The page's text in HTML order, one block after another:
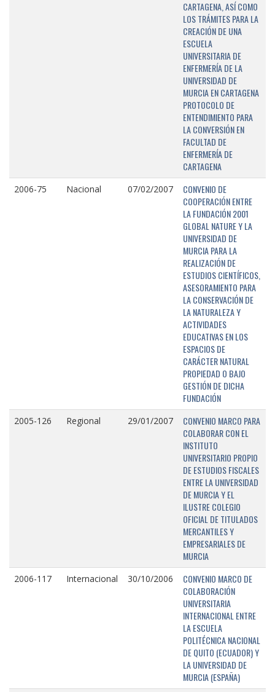
CARTAGENA, ASÍ COMO
LOS TRÁMITES PARA LA
CREACIÓN DE UNA
ESCUELA
UNIVERSITARIA DE
ENFERMERÍA DE LA
UNIVERSIDAD DE
MURCIA EN CARTAGENA
PROTOCOLO DE
ENTENDIMIENTO PARA
LA CONVERSIÓN EN
FACULTAD DE
ENFERMERÍA DE
CARTAGENA
2006-75 Nacional 07/02/2007
CONVENIO DE
COOPERACIÓN ENTRE
LA FUNDACIÓN 2001
GLOBAL NATURE Y LA
UNIVERSIDAD DE
MURCIA PARA LA
REALIZACIÓN DE
ESTUDIOS CIENTÍFICOS,
ASESORAMIENTO PARA
LA CONSERVACIÓN DE
LA NATURALEZA Y
ACTIVIDADES
EDUCATIVAS EN LOS
ESPACIOS DE
CARÁCTER NATURAL
PROPIEDAD O BAJO
GESTIÓN DE DICHA
FUNDACIÓN
2005-126 Regional 29/01/2007
CONVENIO MARCO PARA
COLABORAR CON EL
INSTITUTO
UNIVERSITARIO PROPIO
DE ESTUDIOS FISCALES
ENTRE LA UNIVERSIDAD
DE MURCIA Y EL
ILUSTRE COLEGIO
OFICIAL DE TITULADOS
MERCANTILES Y
EMPRESARIALES DE
MURCIA
2006-117 Internacional 30/10/2006
CONVENIO MARCO DE
COLABORACIÓN
UNIVERSITARIA
INTERNACIONAL ENTRE
LA ESCUELA
POLITÉCNICA NACIONAL
DE QUITO (ECUADOR) Y
LA UNIVERSIDAD DE
MURCIA (ESPAÑA)